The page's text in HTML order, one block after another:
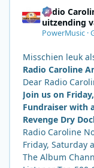
Radio
uitzending
PowerMusic ·
Misschien leuk
Radio Caroline
Dear Radio
Join us on
Fundraiser with
Revenge Dry
Radio Caroline
Friday, Saturday
The Album